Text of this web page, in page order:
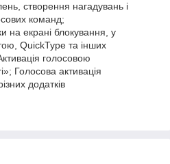
створення нагадувань і
команд;
на екрані блокування, у
QuickType та інших
голосовою
Голосова активація
додатків